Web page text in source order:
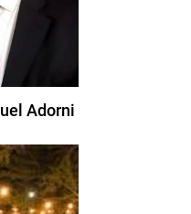
Adorni